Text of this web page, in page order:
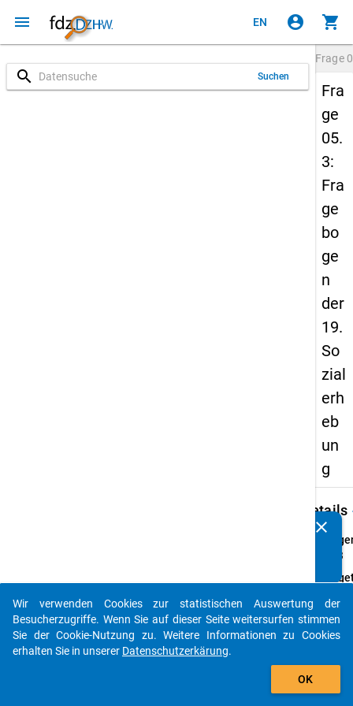
menu EN account_circle shopping_cart
search Suchen
Frage
Fra
ge
05.
3:
Fra
ge
bo
ge
n
der
19.
So
zial
erh
eb
un
g
Details
05.3
ersten
clear
auto_stories
add_shopping_cart
Wir verwenden Cookies zur statistischen Auswertung der
Besucherzugriffe. Wenn Sie auf dieser Seite weitersurfen stimmen
Sie der Cookie-Nutzung zu. Weitere Informationen zu Cookies
erhalten Sie in unserer Datenschutzerkärung.
OK